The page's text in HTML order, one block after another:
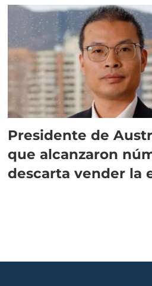
Presidente de
que alcanzaron
descarta vender la